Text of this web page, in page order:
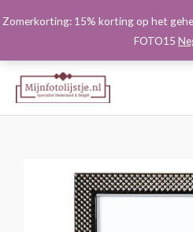
Zomerkorting: 15% korting op het
FOTO15
naar